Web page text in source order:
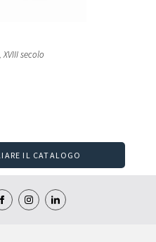
secolo
IL CATALOGO